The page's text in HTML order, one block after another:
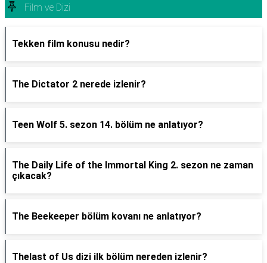
Film ve Dizi
Tekken film konusu nedir?
The Dictator 2 nerede izlenir?
Teen Wolf 5. sezon 14. bölüm ne anlatıyor?
The Daily Life of the Immortal King 2. sezon ne zaman
çıkacak?
The Beekeeper bölüm kovanı ne anlatıyor?
Thelast of Us dizi ilk bölüm nereden izlenir?